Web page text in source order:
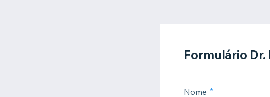
Formulário Dr.
Nome